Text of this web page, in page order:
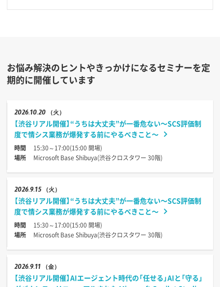
お悩み解決のヒントやきっかけになるセミナーを定
期的に開催しています
202610.20 （火）
【渋谷リアル開催】“うちは大丈夫”が一番危ない〜SCS評価制
度で情シス業務が爆発する前にやるべきこと〜
時間
15:30～17:00(15:00 開場)
場所
Microsoft Base Shibuya(渋谷クロスタワー 30階)
20269.15 （火）
【渋谷リアル開催】“うちは大丈夫”が一番危ない〜SCS評価制
度で情シス業務が爆発する前にやるべきこと〜
時間
15:30～17:00(15:00 開場)
場所
Microsoft Base Shibuya(渋谷クロスタワー 30階)
20269.11 （金）
【渋谷リアル開催】AIエージェント時代の「任せる」AIと「守る」